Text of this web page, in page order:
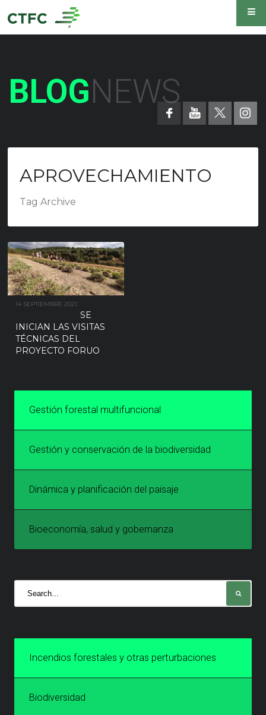
BLOGNEWS
APROVECHAMIENTO
Tag Archive
14 SEPTIEMBRE 2021
SE
INICIAN LAS VISITAS
TÉCNICAS DEL
PROYECTO FORUO
Gestión forestal multifuncional
Gestión y conservación de la biodiversidad
Dinámica y planificación del paisaje
Bioeconomía, salud y gobernanza
Incendios forestales y otras perturbaciones
Biodiversidad